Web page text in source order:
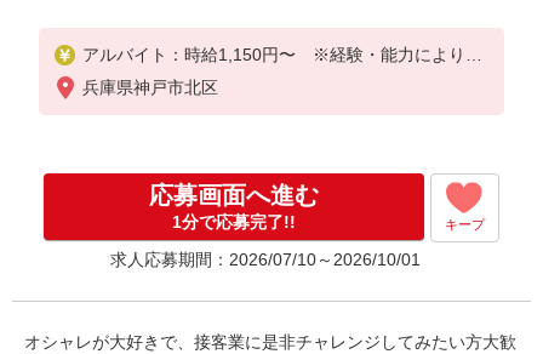
アルバイト：時給1,150円〜 ※経験・能力により優
遇
兵庫県神戸市北区
応募画面へ進む
1分で応募完了!! キープ
求人応募期間：2026/07/10～2026/10/01
オシャレが大好きで、接客業に是非チャレンジしてみたい方大歓